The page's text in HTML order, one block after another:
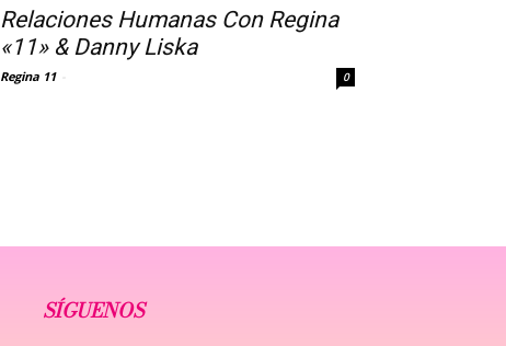
Relaciones Humanas Con Regina
«11» & Danny Liska
Regina 11 0
SÍGUENOS